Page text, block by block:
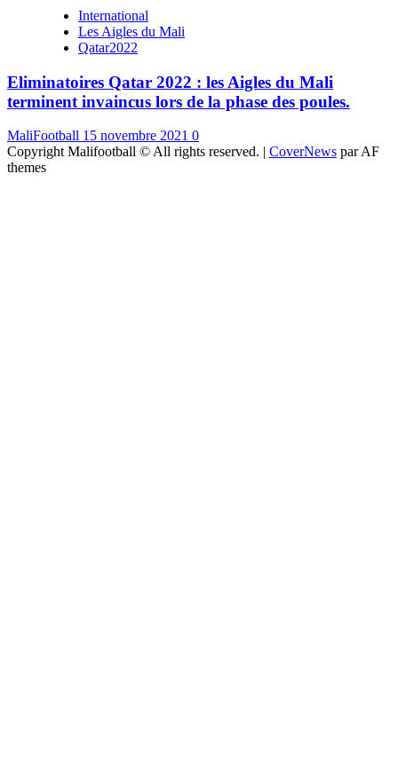
International
Les Aigles du Mali
Qatar2022
Eliminatoires Qatar 2022 : les Aigles du Mali
terminent invaincus lors de la phase des poules.
MaliFootball 15 novembre 2021 0
Copyright Malifootball © All rights reserved. | CoverNews par AF
themes